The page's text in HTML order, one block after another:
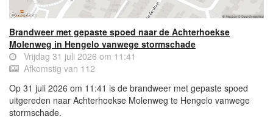
Brandweer met gepaste spoed naar de Achterhoekse
Molenweg in Hengelo vanwege stormschade
Vrijdag 31 juli 2026 om 11:41
Afkomstig van 112
Op 31 juli 2026 om 11:41 is de brandweer met gepaste spoed
uitgereden naar Achterhoekse Molenweg te Hengelo vanwege
stormschade.